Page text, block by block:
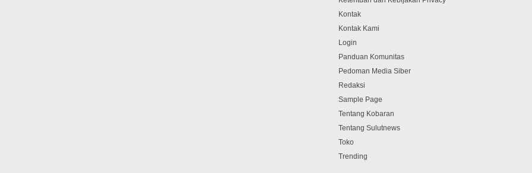
Kontak
Kontak Kami
Login
Panduan Komunitas
Pedoman Media Siber
Redaksi
Sample Page
Tentang Kobaran
Tentang Sulutnews
Toko
Trending